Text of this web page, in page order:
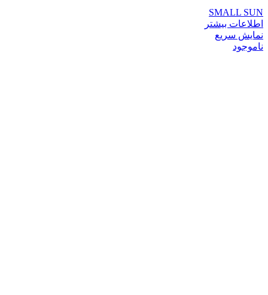
SMALL SUN
اطلاعات بیشتر
نمایش سریع
ناموجود